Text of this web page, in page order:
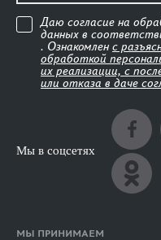
Даю согласие на
данных в
. Ознакомлен с
обработкой
их реализации, с
или отказа в даче
Мы в соцсетях
МЫ ПРИНИМАЕМ